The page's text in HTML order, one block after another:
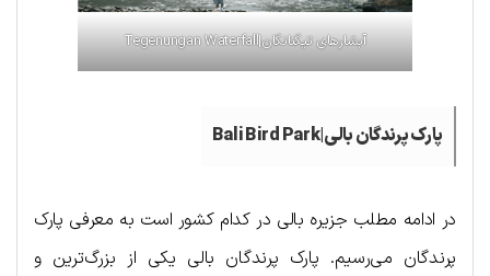
آبشارهای تیگنانگان|Tegenungan Waterfall
پارک پرندگان بالی|Bali Bird Park
در ادامه مطلب جزیره بالی در کدام کشور است به معرفی پارک
پرندگان می‌رسیم. پارک پرندگان بالی یکی از بزرگ‌ترین و